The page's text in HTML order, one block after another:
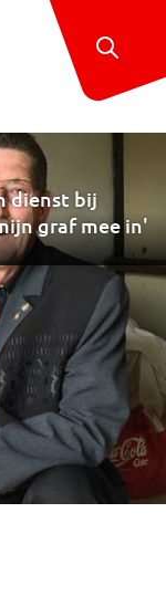
dienst bij
graf mee in'